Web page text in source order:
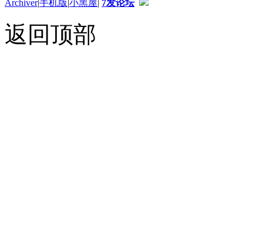
Archiver|手机版 小黑屋 7发论坛
返回顶部